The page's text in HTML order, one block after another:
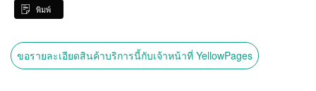
พิมพ์
ขอรายละเอียดสินค้าบริการนี้กับเจ้าหน้าที่ YellowPages